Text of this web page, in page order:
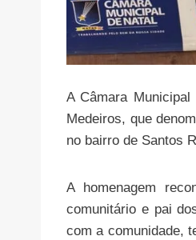
A Câmara
Medeiros, que
no bairro de Santos
A homenagem
comunitário e pai
com a comunidade,